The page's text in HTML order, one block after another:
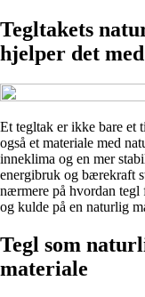
Tegltakets
hjelper det
Et tegltak er ikke bare et
også et materiale med
inneklima og en mer
energibruk og bærekraft
nærmere på hvordan tegl
og kulde på en naturlig
Tegl som
materiale